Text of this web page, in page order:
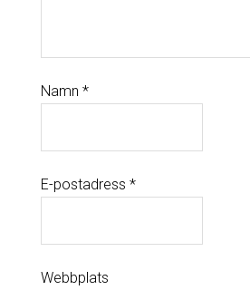
Namn *
E-postadress *
Webbplats